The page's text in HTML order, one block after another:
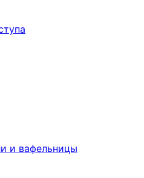
и вафельницы